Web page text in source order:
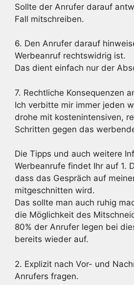
Sollte der Anrufer darauf
Fall mitschreiben.
6. Den Anrufer darauf
Werbeanruf rechtswidrig ist.
Das dient einfach nur der
7. Rechtliche Konsequenzen
Ich verbitte mir immer jeden
drohe mit kostenintensiven,
Schritten gegen das
Die Tipps und auch weitere
Werbeanrufe findet Ihr auf 1.
dass das Gespräch auf
mitgeschnitten wird.
Das sollte man auch ruhig
die Möglichkeit des
80% der Anrufer legen bei
bereits wieder auf.
2. Explizit nach Vor- und
Anrufers fragen.